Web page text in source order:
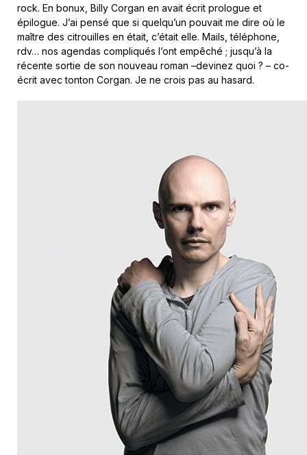
rock. En bonux, Billy Corgan en avait écrit prologue et
épilogue. J’ai pensé que si quelqu’un pouvait me dire où le
maître des citrouilles en était, c’était elle. Mails, téléphone,
rdv… nos agendas compliqués l’ont empêché ; jusqu’à la
récente sortie de son nouveau roman –devinez quoi ? – co-
écrit avec tonton Corgan. Je ne crois pas au hasard.